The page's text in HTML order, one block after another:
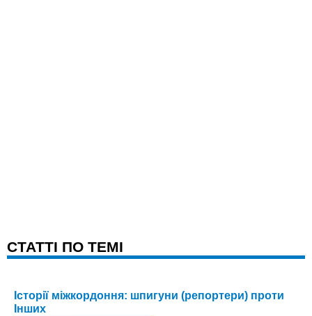
CТАТТІ ПО ТЕМІ
Історії міжкордоння: шпигуни (репортери) проти
Інших